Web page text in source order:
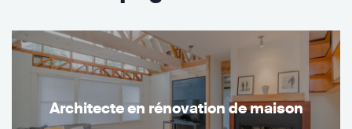
Architecte en rénovation de maison